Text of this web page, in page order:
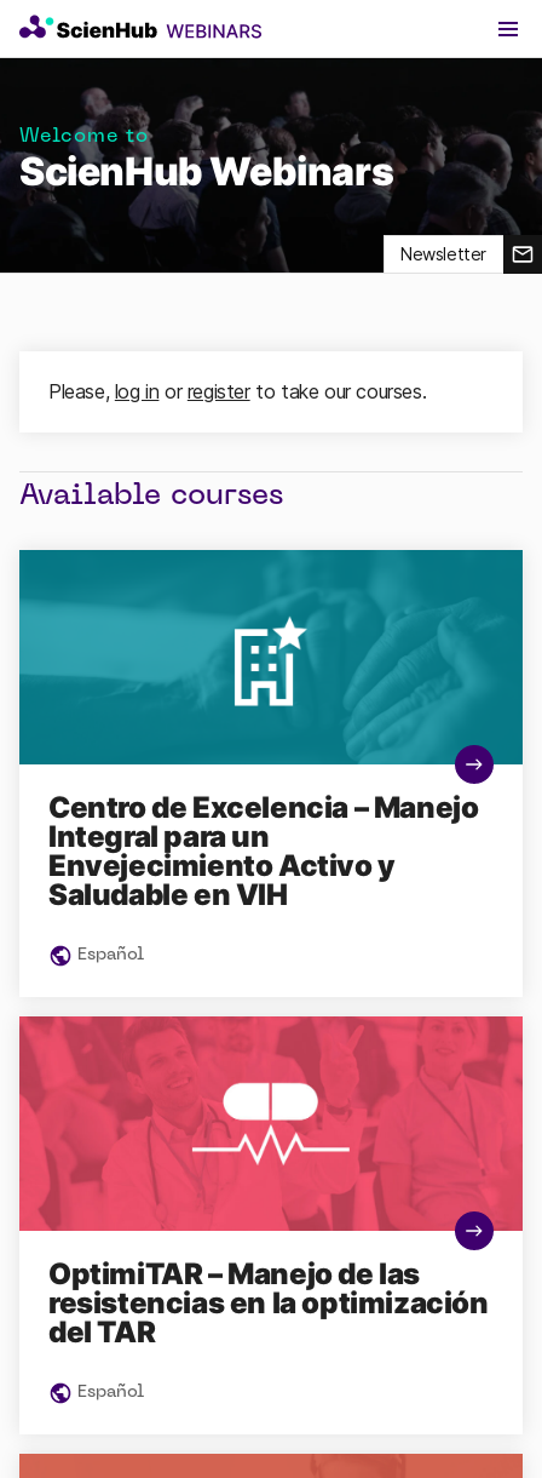
Newsletter
Welcome to
ScienHub Webinars
Please, log in orregisterto take our courses.
Available courses
Centro de Excelencia – Manejo
Integral para un
Envejecimiento Activo y
Saludable en VIH
Español
OptimiTAR – Manejo de las
resistencias en la optimización
del TAR
Español